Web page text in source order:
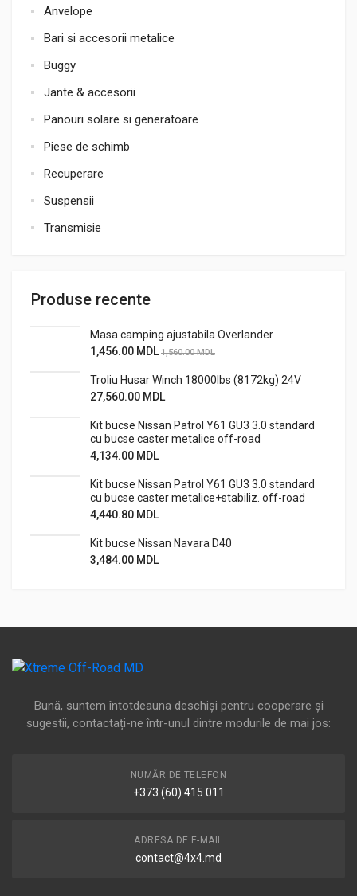
Anvelope
Bari si accesorii metalice
Buggy
Jante & accesorii
Panouri solare si generatoare
Piese de schimb
Recuperare
Suspensii
Transmisie
Produse recente
Masa camping ajustabila Overlander
1,456.00 MDL 1,560.00MDL
Troliu Husar Winch 18000lbs (8172kg) 24V
27,560.00 MDL
Kit bucse Nissan Patrol Y61 GU3 3.0 standard
cu bucse caster metalice off-road
4,134.00 MDL
Kit bucse Nissan Patrol Y61 GU3 3.0 standard
cu bucse caster metalice+stabiliz. off-road
4,440.80 MDL
Kit bucse Nissan Navara D40
3,484.00 MDL
Bună, suntem întotdeauna deschiși pentru cooperare și
sugestii, contactați-ne într-unul dintre modurile de mai jos:
NUMĂR DE TELEFON
+373 (60) 415 011
ADRESA DE E-MAIL
contact@4x4.md